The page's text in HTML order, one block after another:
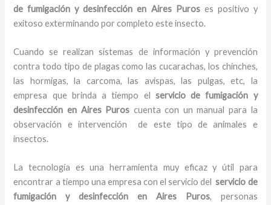
de fumigación y desinfección en Aires Puroses positivo y
exitoso exterminando por completo este insecto.
Cuando se realizan sistemas de información y prevención
contra todo tipo de plagas como las cucarachas, los chinches,
las hormigas, la carcoma, las avispas, las pulgas, etc, la
empresa que brinda a tiempo el servicio de fumigación y
desinfección en Aires Puros cuenta con un manual para la
observación e intervención de este tipo de animales e
insectos.
La tecnología es una herramienta muy eficaz y útil para
encontrar a tiempo una empresa con el servicio delservicio de
fumigación y desinfección en Aires Puros, personas